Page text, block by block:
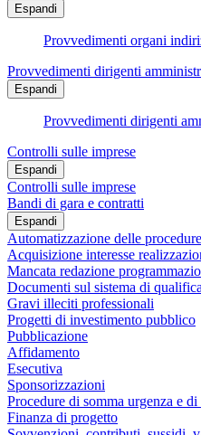
Espandi
Provvedimenti organi
Provvedimenti dirigenti
Espandi
Provvedimenti dirigenti
Controlli sulle imprese
Espandi
Controlli sulle imprese
Bandi di gara e contratti
Espandi
Automatizzazione delle procedure
Acquisizione interesse
Mancata redazione
Documenti sul sistema di
Gravi illeciti professionali
Progetti di investimento pubblico
Pubblicazione
Affidamento
Esecutiva
Sponsorizzazioni
Procedure di somma urgenza e
Finanza di progetto